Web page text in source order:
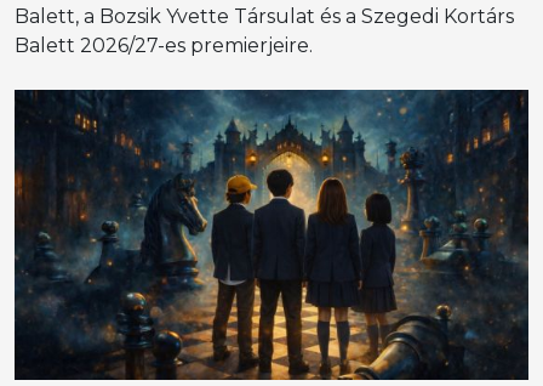
Balett, a Bozsik Yvette Társulat és a Szegedi Kortárs
Balett 2026/27-es premierjeire.